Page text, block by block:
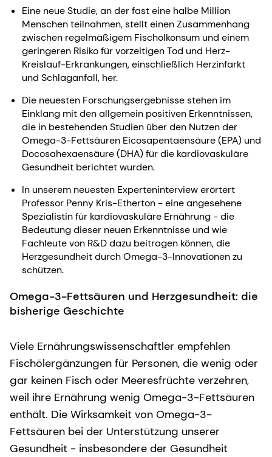
Eine neue Studie, an der fast eine halbe Million
Menschen teilnahmen, stellt einen Zusammenhang
zwischen regelmäßigem Fischölkonsum und einem
geringeren Risiko für vorzeitigen Tod und Herz-
Kreislauf-Erkrankungen, einschließlich Herzinfarkt
und Schlaganfall, her.
Die neuesten Forschungsergebnisse stehen im
Einklang mit den allgemein positiven Erkenntnissen,
die in bestehenden Studien über den Nutzen der
Omega-3-Fettsäuren Eicosapentaensäure (EPA) und
Docosahexaensäure (DHA) für die kardiovaskuläre
Gesundheit berichtet wurden.
In unserem neuesten Experteninterview erörtert
Professor Penny Kris-Etherton - eine angesehene
Spezialistin für kardiovaskuläre Ernährung - die
Bedeutung dieser neuen Erkenntnisse und wie
Fachleute von R&D dazu beitragen können, die
Herzgesundheit durch Omega-3-Innovationen zu
schützen.
Omega-3-Fettsäuren und Herzgesundheit: die
bisherige Geschichte
Viele Ernährungswissenschaftler empfehlen
Fischölergänzungen für Personen, die wenig oder
gar keinen Fisch oder Meeresfrüchte verzehren,
weil ihre Ernährung wenig Omega-3-Fettsäuren
enthält. Die Wirksamkeit von Omega-3-
Fettsäuren bei der Unterstützung unserer
Gesundheit - insbesondere der Gesundheit